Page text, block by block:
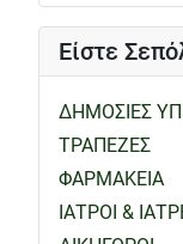
Είστε
ΔΗΜΟΣΙΕΣ
ΤΡΑΠΕΖΕΣ
ΦΑΡΜΑΚΕΙΑ
ΙΑΤΡΟΙ &